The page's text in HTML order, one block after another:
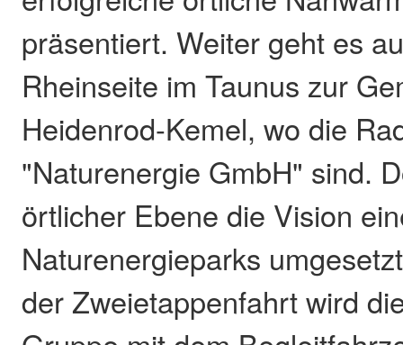
präsentiert. Weiter geht es
Rheinseite im Taunus zur
Heidenrod-Kemel, wo die
"Naturenergie GmbH" sind.
örtlicher Ebene die Vision
Naturenergieparks
der Zweietappenfahrt wird